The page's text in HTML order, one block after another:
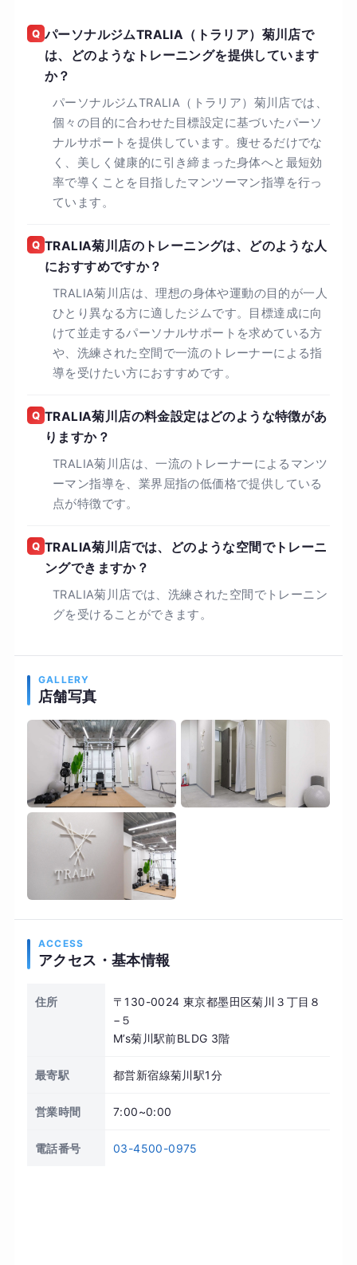
Q パーソナルジムTRALIA（トラリア）菊川店で
は、どのようなトレーニングを提供しています
か？
パーソナルジムTRALIA（トラリア）菊川店では、
個々の目的に合わせた目標設定に基づいたパーソ
ナルサポートを提供しています。痩せるだけでな
く、美しく健康的に引き締まった身体へと最短効
率で導くことを目指したマンツーマン指導を行っ
ています。
Q TRALIA菊川店のトレーニングは、どのような人
におすすめですか？
TRALIA菊川店は、理想の身体や運動の目的が一人
ひとり異なる方に適したジムです。目標達成に向
けて並走するパーソナルサポートを求めている方
や、洗練された空間で一流のトレーナーによる指
導を受けたい方におすすめです。
Q TRALIA菊川店の料金設定はどのような特徴があ
りますか？
TRALIA菊川店は、一流のトレーナーによるマンツ
ーマン指導を、業界屈指の低価格で提供している
点が特徴です。
Q TRALIA菊川店では、どのような空間でトレーニ
ングできますか？
TRALIA菊川店では、洗練された空間でトレーニン
グを受けることができます。
GALLERY
店舗写真
ACCESS
アクセス・基本情報
住所
〒130-0024 東京都墨田区菊川３丁目８
−５
M’s菊川駅前BLDG 3階
最寄駅 都営新宿線菊川駅1分
営業時間 7:00~0:00
電話番号 03-4500-0975